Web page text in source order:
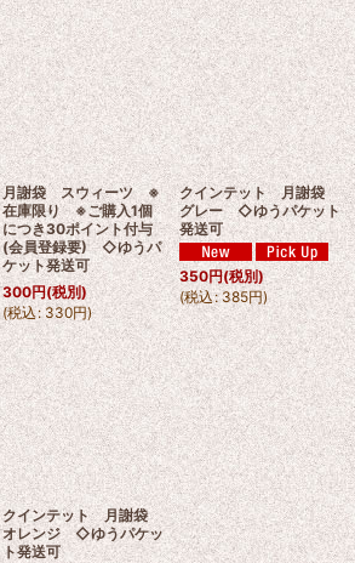
月謝袋 スウィーツ ※
在庫限り ※ご購入1個
につき30ポイント付与
(会員登録要) ◇ゆうパ
ケット発送可
300円(税別)
(税込: 330円)
クインテット 月謝袋
グレー ◇ゆうパケット
発送可
350円(税別)
(税込: 385円)
クインテット 月謝袋
オレンジ ◇ゆうパケッ
ト発送可